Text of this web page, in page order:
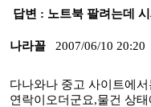
답변 : 노트북 팔려는데
나라꼴 2007/06/10 20:20
다나와나 중고 사이트에
연락이오더군요,물건 상